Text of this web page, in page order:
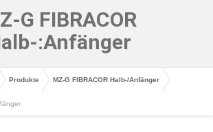
G FIBRACOR
:Anfänger
Produkte MZ-G FIBRACOR Halb-/Anfänger